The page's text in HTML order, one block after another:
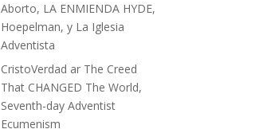
Aborto, LA ENMIENDA HYDE,
Hoepelman, y La Iglesia
Adventista
CristoVerdad ar The Creed
That CHANGED The World,
Seventh-day Adventist
Ecumenism